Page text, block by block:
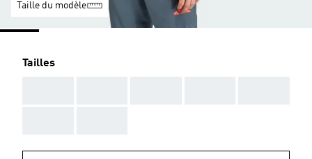
Taille du modèle
Tailles